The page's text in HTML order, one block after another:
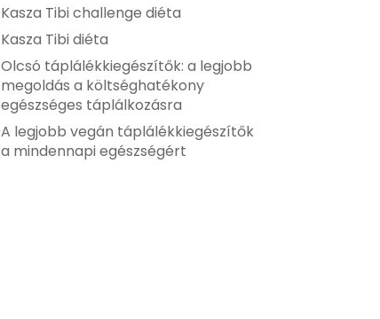
Kasza Tibi challenge diéta
Kasza Tibi diéta
Olcsó táplálékkiegészítők: a legjobb
megoldás a költséghatékony
egészséges táplálkozásra
A legjobb vegán táplálékkiegészítők
a mindennapi egészségért